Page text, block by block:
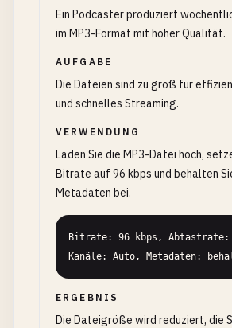
Ein Podcaster produziert
im MP3-Format mit hoher Qualität.
AUFGABE
Die Dateien sind zu groß für
und schnelles Streaming.
VERWENDUNG
Laden Sie die MP3-Datei hoch,
Bitrate auf 96 kbps und behalten
Metadaten bei.
Bitrate: 96 kbps, Abtastrate:
Kanäle: Auto, Metadaten:
ERGEBNIS
Die Dateigröße wird reduziert, die